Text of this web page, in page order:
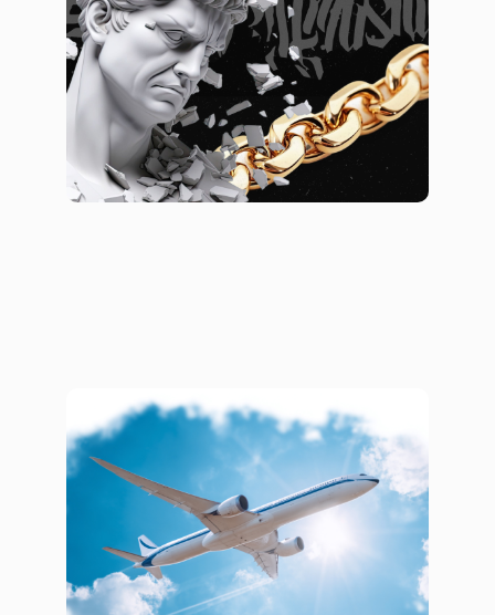
Сайты Лендинги
Цифровой сервис для бизнес-
путешествий
Сайты Корпоративные сайты